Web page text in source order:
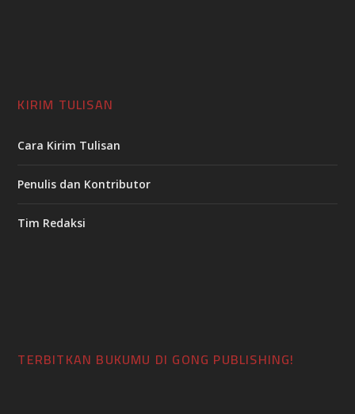
KIRIM TULISAN
Cara Kirim Tulisan
Penulis dan Kontributor
Tim Redaksi
TERBITKAN BUKUMU DI GONG PUBLISHING!